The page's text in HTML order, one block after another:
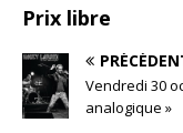
Prix libre
Vendredi 30
analogique »